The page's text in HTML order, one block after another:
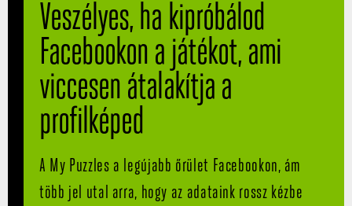
Veszélyes, ha kipróbálod
Facebookon a játékot, ami
viccesen átalakítja a
profilképed
A My Puzzles a legújabb őrület Facebookon, ám
több jel utal arra, hogy az adataink rossz kézbe